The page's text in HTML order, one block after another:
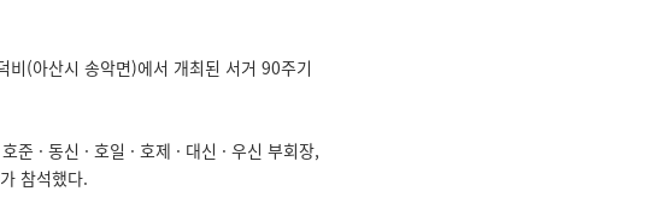
(아산시 송악면)에서 개최된 서거 90주기
· 동신 · 호일 · 호제 · 대신 · 우신 부회장,
참석했다.